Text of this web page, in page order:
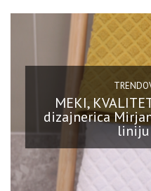
MEKI,
dizajnerica
liniju